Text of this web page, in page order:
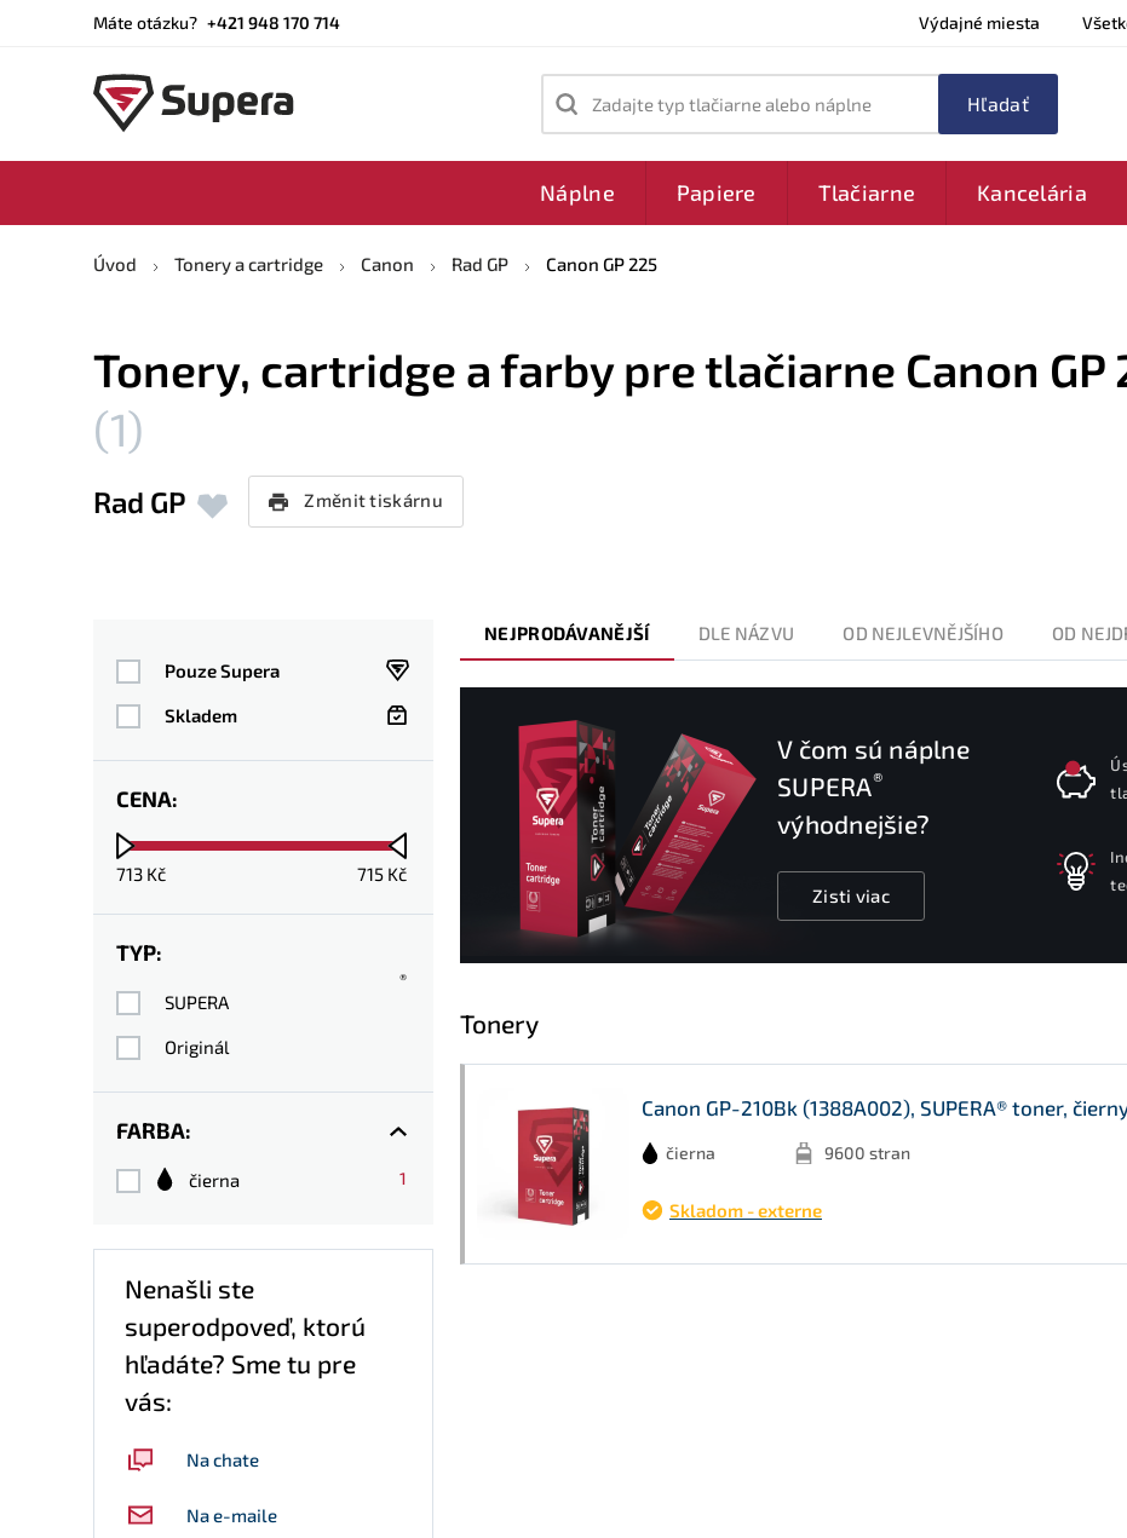
Máte otázku? +421 948 170 714 Výdajné miesta
Zadajte typ tlačiarne alebo náplne
Náplne Papiere Tlačiarne Kancelária
Úvod Tonery a cartridge Canon Rad GP Canon GP 225
Tonery, cartridge a farby pre tlačiarne Canon GP
(1)
Rad GP Změnit tiskárnu
Pouze Supera
Skladem
CENA:
713 Kč 715 Kč
TYP:
SUPERA
®
Originál
FARBA:
čierna 1
Nenašli ste
superodpoveď, ktorú
hľadáte? Sme tu pre
vás:
Na chate
Na e-maile
NEJPRODÁVANĚJŠÍ DLE NÁZVU OD NEJLEVNĚJŠÍHO OD
V čom sú náplne
SUPERA®
výhodnejšie?
Zisti viac
Tonery
Canon GP-210Bk (1388A002), SUPERA® toner,
čierna 9600 stran
Skladom - externe